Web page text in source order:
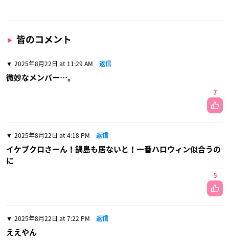
皆のコメント
2025年8月22日 at 11:29 AM 返信
微妙なメンバー…。
7
2025年8月22日 at 4:18 PM 返信
イケブクロさーん！鍋島も居ないと！一番ハロウィン似合うの
に
5
2025年8月22日 at 7:22 PM 返信
ええやん